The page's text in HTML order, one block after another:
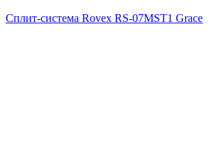
Сплит-система Rovex RS-07MST1 Grace